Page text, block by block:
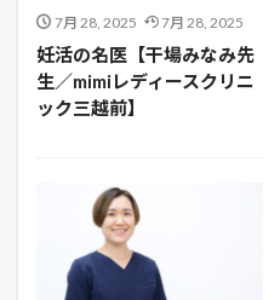
7月 28, 2025 7月 28, 2025
妊活の名医【干場みなみ先
生／mimiレディースクリニ
ック三越前】